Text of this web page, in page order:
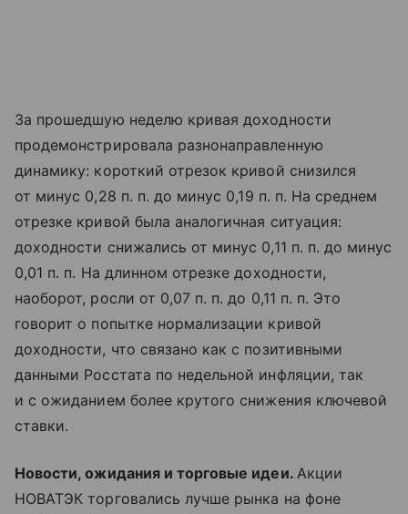
За прошедшую неделю кривая доходности
продемонстрировала разнонаправленную
динамику: короткий отрезок кривой снизился
от минус 0,28 п. п. до минус 0,19 п. п. На среднем
отрезке кривой была аналогичная ситуация:
доходности снижались от минус 0,11 п. п. до минус
0,01 п. п. На длинном отрезке доходности,
наоборот, росли от 0,07 п. п. до 0,11 п. п. Это
говорит о попытке нормализации кривой
доходности, что связано как с позитивными
данными Росстата по недельной инфляции, так
и с ожиданием более крутого снижения ключевой
ставки.
Новости, ожидания и торговые идеи. Акции
НОВАТЭК торговались лучше рынка на фоне